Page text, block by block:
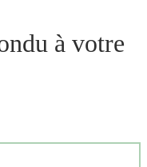
à votre